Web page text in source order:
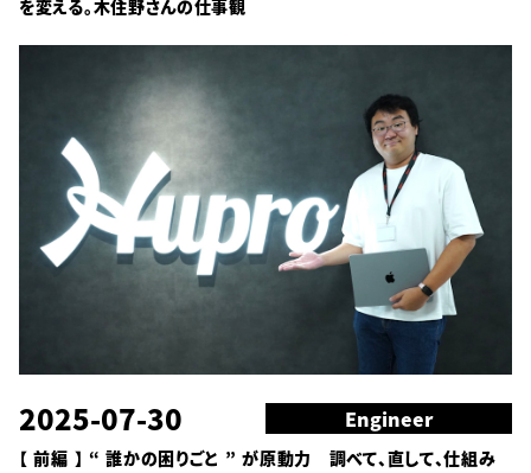
を変える。木住野さんの仕事観
2025-07-30 Engineer
【 前編 】 “ 誰かの困りごと ” が原動力 調べて、直して、仕組み